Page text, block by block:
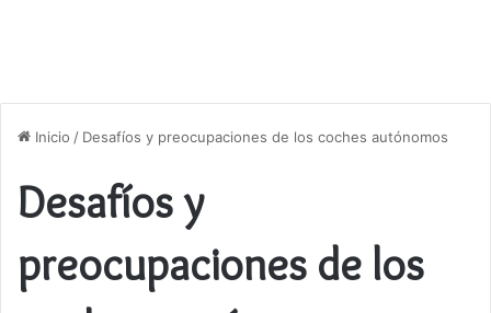
Inicio / Desafíos y preocupaciones de los coches autónomos
Desafíos y
preocupaciones de los